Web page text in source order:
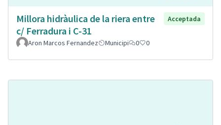
Millora hidràulica de la riera entre
c/ Ferradura i C-31
Acceptada
Aron Marcos Fernandez Municipi 0 0